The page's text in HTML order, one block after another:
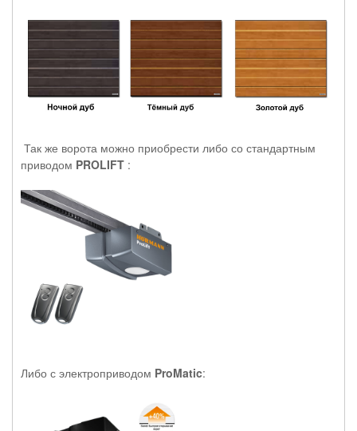
Так же ворота можно приобрести либо со стандартным
приводом PROLIFT :
Либо с электроприводом ProMatic: